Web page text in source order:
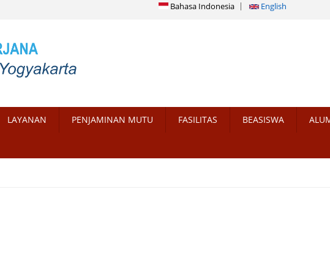
Bahasa Indonesia English
LAYANAN PENJAMINAN MUTU FASILITAS BEASISWA